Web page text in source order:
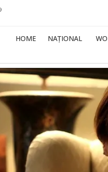
HOME NAȚIONAL